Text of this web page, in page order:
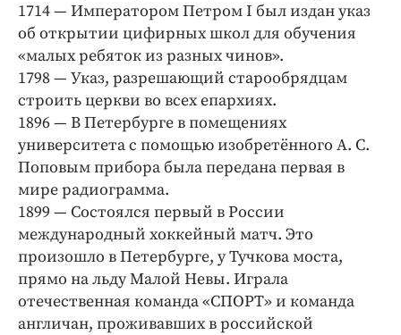
Издания
Медиаперсона
Интересное чтиво
Клиника года
Бренд года
Работодатель года
1714 — Императором Петром I был издан указ
об открытии цифирных школ для обучения
«малых ребяток из разных чинов».
1798 — Указ, разрешающий старообрядцам
строить церкви во всех епархиях.
1896 — В Петербурге в помещениях
университета с помощью изобретённого А. С.
Поповым прибора была передана первая в
мире радиограмма.
1899 — Состоялся первый в России
международный хоккейный матч. Это
произошло в Петербурге, у Тучкова моста,
прямо на льду Малой Невы. Играла
отечественная команда «СПОРТ» и команда
англичан, проживавших в российской